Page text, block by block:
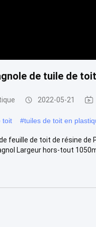
de tuile de
2022-05-21
toit #tuiles de toit en
feuille de toit de résine
Largeur hors-tout